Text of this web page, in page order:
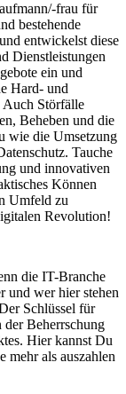
frau für
bestehende
entwickelst diese
Dienstleistungen
ein und
Hard- und
Auch Störfälle
Beheben und die
wie die Umsetzung
Tauche
und innovativen
Können
Umfeld zu
Revolution!
die IT-Branche
und wer hier stehen
Schlüssel für
Beherrschung
Hier kannst Du
mehr als auszahlen